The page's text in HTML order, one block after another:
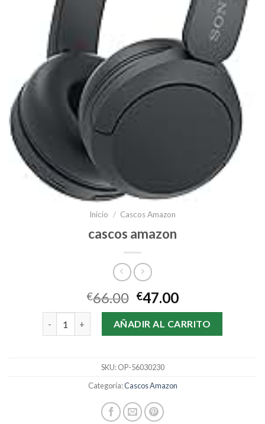
Inicio / Cascos Amazon
cascos amazon
€66.00 €47.00
cascos amazon cantidadAÑADIR AL CARRITO
SKU:OP-56030230
Categoría:Cascos Amazon